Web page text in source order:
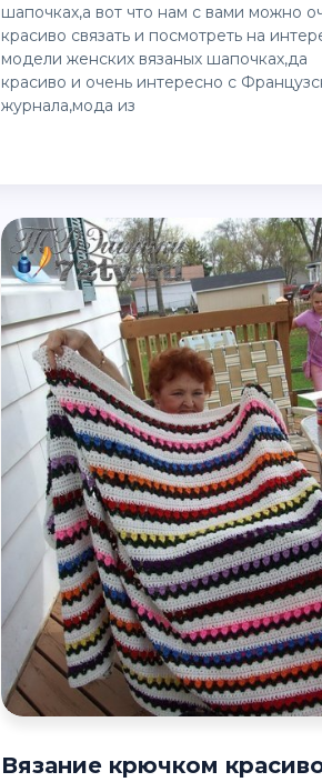
шапочках,а вот что нам с вами можно
красиво связать и посмотреть на
модели женских вязаных шапочках,да
красиво и очень интересно с
журнала,мода из
Вязание крючком красивого